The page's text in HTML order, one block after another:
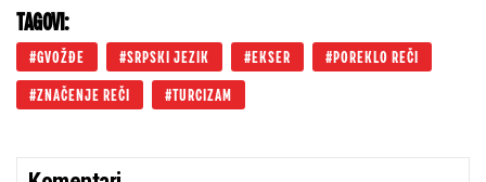
TAGOVI:
GVOŽĐE SRPSKI JEZIK EKSER POREKLO REČI
ZNAČENJE REČI TURCIZAM